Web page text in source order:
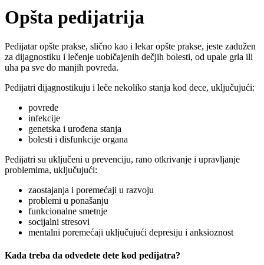
Opšta pedijatrija
Pedijatar opšte prakse, slično kao i lekar opšte prakse, jeste zadužen
za dijagnostiku i lečenje uobičajenih dečjih bolesti, od upale grla ili
uha pa sve do manjih povreda.
Pedijatri dijagnostikuju i leče nekoliko stanja kod dece, uključujući:
povrede
infekcije
genetska i urođena stanja
bolesti i disfunkcije organa
Pedijatri su uključeni u prevenciju, rano otkrivanje i upravljanje
problemima, uključujući:
zaostajanja i poremećaji u razvoju
problemi u ponašanju
funkcionalne smetnje
socijalni stresovi
mentalni poremećaji uključujući depresiju i anksioznost
Kada treba da odvedete dete kod pedijatra?